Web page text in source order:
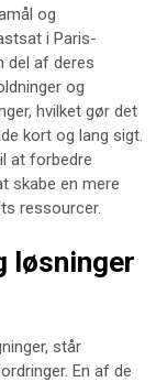
og
i Paris-
del af deres
og
hvilket gør det
kort og lang sigt.
at forbedre
skabe en mere
ressourcer.
løsninger
står
En af de